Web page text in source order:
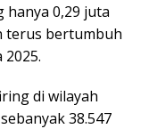
hanya 0,29 juta
terus bertumbuh
di wilayah
38.547